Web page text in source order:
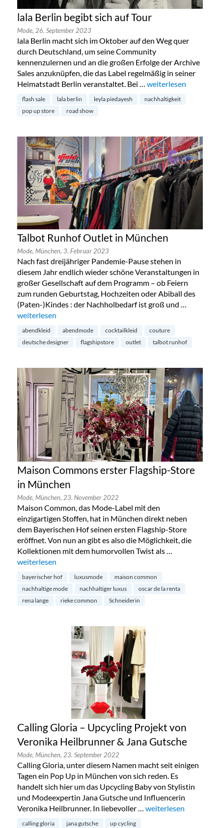
lala Berlin begibt sich auf Tour
Mode, 26. September 2023
lala Berlin macht sich im Oktober auf den Weg quer
durch Deutschland, um seine Community
kennenzulernen und an die großen Erfolge der Archive
Sales anzuknüpfen, die das Label regelmäßig in seiner
Heimatstadt Berlin veranstaltet. Bei … „lala Berlin begibt
weiterlesen
flash sale lala berlin leyla piedayesh
nachhaltigkeit
pop up store
road show
Talbot Runhof Outlet in München
Mode, München, 3. Februar 2023
Nach fast dreijähriger Pandemie-Pause stehen in
diesem Jahr endlich wieder schöne Veranstaltungen in
großer Gesellschaft auf dem Programm – ob Feiern
zum runden Geburtstag, Hochzeiten oder Abiball des
(Paten-)Kindes : der Nachholbedarf ist groß und …
„Talbot Runhof Outlet in München“
weiterlesen
abendkleid abendmode cocktailkleid
couture
deutsche designer
flagshipstore outlet talbot runhof
Maison Commons erster Flagship-Store
in München
Mode, München, 23. November 2022
Maison Common, das Mode-Label mit den
einzigartigen Stoffen, hat in München direkt neben
dem Bayerischen Hof seinen ersten Flagship-Store
eröffnet. Von nun an gibt es also die Möglichkeit, die
Kollektionen mit dem humorvollen Twist als …
„Maison Commons erster Flagship-Store in München“
weiterlesen
bayerischer hof luxusmode
maison common
nachhaltige mode
nachhaltiger luxus
oscar de la renta
rena lange
rieke common Schneiderin
Calling Gloria – Upcycling Projekt von
Veronika Heilbrunner & Jana Gutsche
Mode, München, 23. September 2022
Calling Gloria, unter diesem Namen macht seit einigen
Tagen ein Pop Up in München von sich reden. Es
handelt sich hier um das Upcycling Baby von Stylistin
und Modeexpertin Jana Gutsche und Influencerin
Veronika Heilbrunner. In liebevoller … „Calling Gloria –
weiterlesen
calling gloria jana gutsche
up cycling